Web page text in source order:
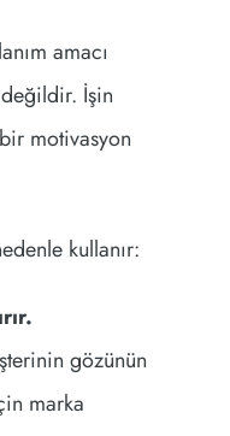
amacı
İşin
motivasyon
kullanır:
gözünün
marka